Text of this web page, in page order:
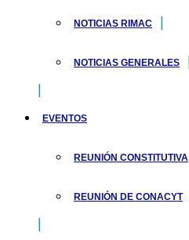
NOTICIAS RIMAC
NOTICIAS GENERALES
EVENTOS
REUNIÓN CONSTITUTIVA
REUNIÓN DE CONACYT